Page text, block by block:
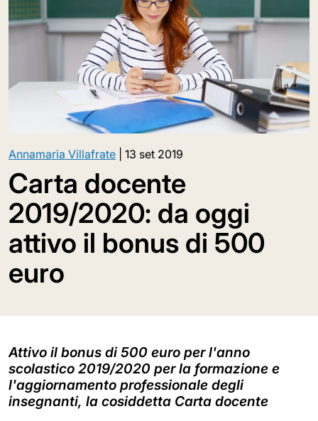
Annamaria Villafrate 13 set 2019
Carta docente
2019/2020: da oggi
attivo il bonus di 500
euro
Attivo il bonus di 500 euro per l'anno
scolastico 2019/2020 per la formazione e
l'aggiornamento professionale degli
insegnanti, la cosiddetta Carta docente